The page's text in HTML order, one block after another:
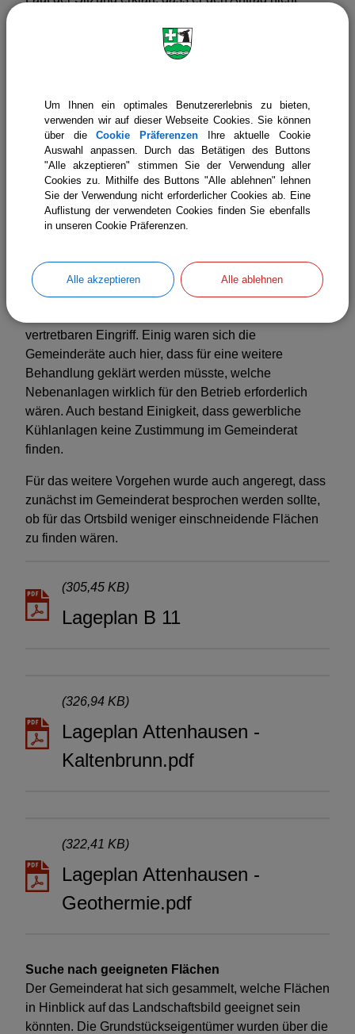
Bevölkerung auf derartige Vorbehalte stößt.
Die beantragte Fläche liegt zwischen der Bahn und
der B 11 auf Höhe des Parkplatzes westlich der B11
und Bahnwärterhaus.
Der Antragsteller hat noch nicht den zwingenden
Kriterien des Gemeinderats zugestimmt. Der
Gemeinderat bekräftigt, dass er an den Kriterien
Diese Fläche wurde kontrovers diskutiert. Die einen
sahen hier einen nicht tragbaren Eingriff in die
vertretbaren Eingriff. Einig waren sich die
Gemeinderäte auch hier, dass für eine weitere
Behandlung geklärt werden müsste, welche
Nebenanlagen wirklich für den Betrieb erforderlich
wären. Auch bestand Einigkeit, dass gewerbliche
Kühlanlagen keine Zustimmung im Gemeinderat
finden.
Für das weitere Vorgehen wurde auch angeregt, dass
zunächst im Gemeinderat besprochen werden sollte,
ob für das Ortsbild weniger einschneidende Flächen
zu finden wären.
(305,45 KB)
Lageplan B 11
(326,94 KB)
Lageplan Attenhausen -
Kaltenbrunn.pdf
(322,41 KB)
Lageplan Attenhausen -
Geothermie.pdf
Suche nach geeigneten Flächen
Der Gemeinderat hat sich gesammelt, welche Flächen
in Hinblick auf das Landschaftsbild geeignet sein
könnten. Die Grundstückseigentümer wurden über die
Um Ihnen ein optimales Benutzererlebnis zu bieten,
verwenden wir auf dieser Webseite Cookies. Sie können
über dieCookie Präferenzen Ihre aktuelle Cookie
Auswahl anpassen. Durch das Betätigen des Buttons
"Alle akzeptieren" stimmen Sie der Verwendung aller
Cookies zu. Mithilfe des Buttons "Alle ablehnen" lehnen
Sie der Verwendung nicht erforderlicher Cookies ab. Eine
Auflistung der verwendeten Cookies finden Sie ebenfalls
in unseren Cookie Präferenzen.
Alle akzeptieren Alle ablehnen